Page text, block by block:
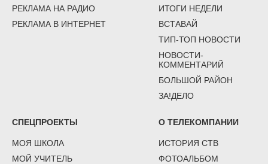
РЕКЛАМА НА РАДИО
РЕКЛАМА В ИНТЕРНЕТ
ИТОГИ НЕДЕЛИ
ВСТАВАЙ
ТИП-ТОП НОВОСТИ
НОВОСТИ-
КОММЕНТАРИЙ
БОЛЬШОЙ РАЙОН
ЗА!ДЕЛО
СПЕЦПРОЕКТЫ
МОЯ ШКОЛА
МОЙ УЧИТЕЛЬ
О ТЕЛЕКОМПАНИИ
ИСТОРИЯ СТВ
ФОТОАЛЬБОМ